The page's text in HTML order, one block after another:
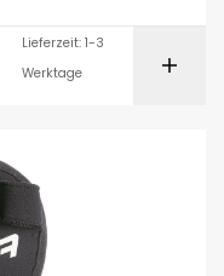
Lieferzeit: 1-3
Werktage